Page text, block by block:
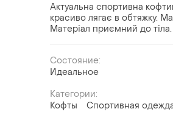
Актуальна спортивна
красиво лягає в обтяжку.
Матеріал приємний до
Состояние:
Идеальное
Категории:
Кофты
Спортивная